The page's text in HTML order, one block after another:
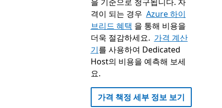
격이 되는 경우 Azure 하이
브리드 혜택 을 통해 비용을
더욱 절감하세요. 가격 계산
기를 사용하여 Dedicated
Host의 비용을 예측해 보세
요.
가격 책정 세부 정보 보기